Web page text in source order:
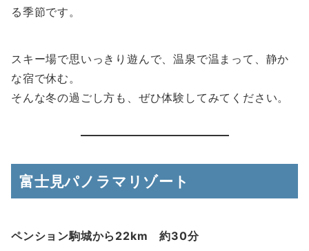
る季節です。
スキー場で思いっきり遊んで、温泉で温まって、静か
な宿で休む。
そんな冬の過ごし方も、ぜひ体験してみてください。
富士見パノラマリゾート
ペンション駒城から22km 約30分